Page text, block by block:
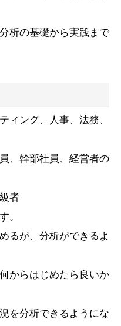
析の基礎から実践まで
ィング、人事、法務、
、幹部社員、経営者の
者
。
るが、分析ができるよ
からはじめたら良いか
を分析できるようにな